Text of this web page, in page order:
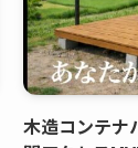
木造コンテナ